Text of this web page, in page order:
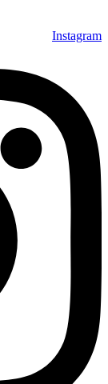
Instagram